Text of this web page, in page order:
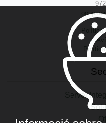
Política
Servei